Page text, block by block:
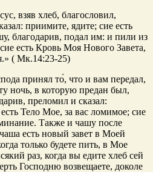
взяв хлеб, благословил,
приимите, ядите; сие есть
благодарив, подал им: и пили из
есть Кровь Моя Нового Завета,
( Мк.14:23-25)
принял то́, что и вам передал,
ночь, в которую предан был,
преломил и сказал:
Тело Мое, за вас ломимое; сие
Также и чашу после
есть новый завет в Моей
только будете пить, в Мое
раз, когда вы едите хлеб сей
Господню возвещаете, доколе